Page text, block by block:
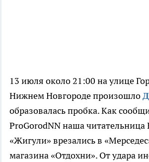
13 июля около 21:00 на улице
Нижнем Новгороде произошло
образовалась пробка. Как
ProGorodNN наша читательница
«Жигули» врезались в
магазина «Отдохни». От удара